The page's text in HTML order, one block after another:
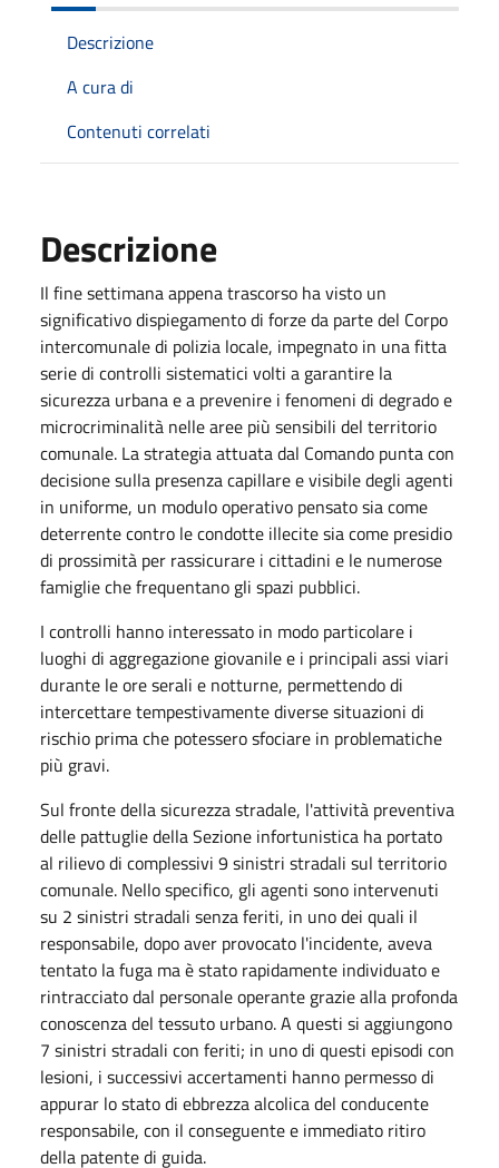
Descrizione
A cura di
Contenuti correlati
Descrizione
Il fine settimana appena trascorso ha visto un
significativo dispiegamento di forze da parte del Corpo
intercomunale di polizia locale, impegnato in una fitta
serie di controlli sistematici volti a garantire la
sicurezza urbana e a prevenire i fenomeni di degrado e
microcriminalità nelle aree più sensibili del territorio
comunale. La strategia attuata dal Comando punta con
decisione sulla presenza capillare e visibile degli agenti
in uniforme, un modulo operativo pensato sia come
deterrente contro le condotte illecite sia come presidio
di prossimità per rassicurare i cittadini e le numerose
famiglie che frequentano gli spazi pubblici.
I controlli hanno interessato in modo particolare i
luoghi di aggregazione giovanile e i principali assi viari
durante le ore serali e notturne, permettendo di
intercettare tempestivamente diverse situazioni di
rischio prima che potessero sfociare in problematiche
più gravi.
Sul fronte della sicurezza stradale, l'attività preventiva
delle pattuglie della Sezione infortunistica ha portato
al rilievo di complessivi 9 sinistri stradali sul territorio
comunale. Nello specifico, gli agenti sono intervenuti
su 2 sinistri stradali senza feriti, in uno dei quali il
responsabile, dopo aver provocato l'incidente, aveva
tentato la fuga ma è stato rapidamente individuato e
rintracciato dal personale operante grazie alla profonda
conoscenza del tessuto urbano. A questi si aggiungono
7 sinistri stradali con feriti; in uno di questi episodi con
lesioni, i successivi accertamenti hanno permesso di
appurar lo stato di ebbrezza alcolica del conducente
responsabile, con il conseguente e immediato ritiro
della patente di guida.